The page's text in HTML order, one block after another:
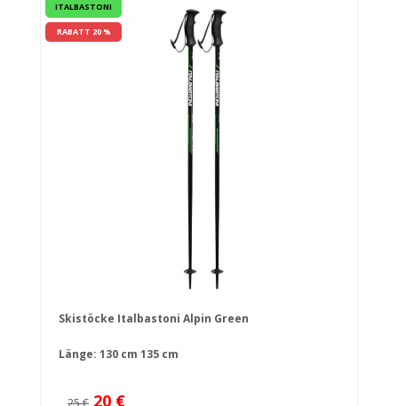
ITALBASTONI
RABATT 20 %
Skistöcke Italbastoni Alpin Green
Länge: 130 cm 135 cm
20 €